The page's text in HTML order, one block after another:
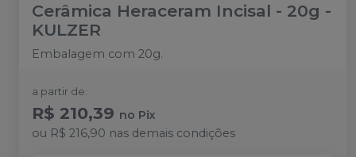
Cerâmica Heraceram Incisal - 20g -
KULZER
Embalagem com 20g.
a partir de:
R$ 210,39 no Pix
ou R$ 216,90 nas demais condições